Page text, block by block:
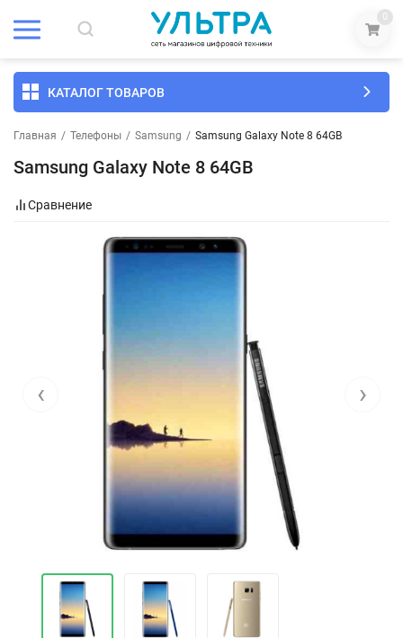
0
КАТАЛОГ ТОВАРОВ
Главная / Телефоны / Samsung / Samsung Galaxy Note 8 64GB
Samsung Galaxy Note 8 64GB
Сравнение
‹ ›